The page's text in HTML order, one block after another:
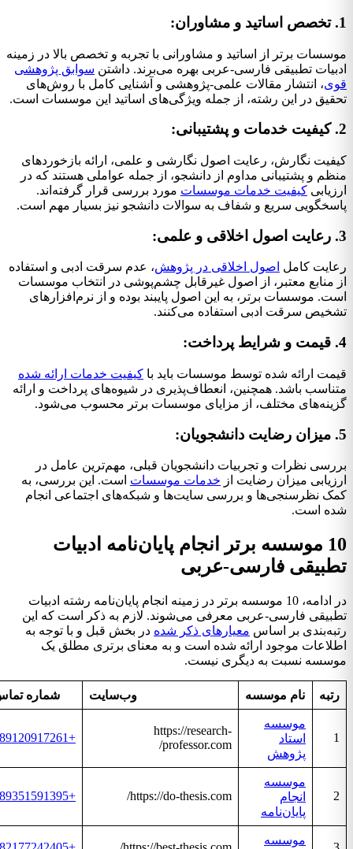
برتر از اساتید و مشاورانی با تجربه و تخصص بالا در زمینه
تطبیقی فارسی-عربی بهره می‌برند. داشتنسوابق پژوهشی
، انتشار مقالات علمی-پژوهشی و آشنایی کامل با روش‌های
در این رشته، از جمله ویژگی‌های اساتید این موسسات است.
نگارش، رعایت اصول نگارشی و علمی، ارائه بازخوردهای
و پشتیبانی مداوم از دانشجو، از جمله عواملی هستند که در
کیفیت خدمات موسساتمورد بررسی قرار گرفته‌اند.
سریع و شفاف به سوالات دانشجو نیز بسیار مهم است.
کاملاصول اخلاقی در پژوهش، عدم سرقت ادبی و استفاده
منابع معتبر، از اصول غیرقابل چشم‌پوشی در انتخاب موسسات
موسسات برتر، به این اصول پایبند بوده و از نرم‌افزارهای
سرقت ادبی استفاده می‌کنند.
ارائه شده توسط موسسات باید با کیفیت خدمات ارائه شده
باشد. همچنین، انعطاف‌پذیری در شیوه‌های پرداخت و ارائه
مختلف، از مزایای موسسات برتر محسوب می‌شود.
نظرات و تجربیات دانشجویان قبلی، مهم‌ترین عامل در
میزان رضایت از خدمات موسساتاست. این بررسی، به
نظرسنجی‌ها و بررسی سایت‌ها و شبکه‌های اجتماعی انجام
است.
10 موسسه برتر انجام پایان‌نامه ادبیات
فارسی-عربی
در ادامه، 10 موسسه برتر در زمینه انجام پایان‌نامه رشته ادبیات
فارسی-عربی معرفی می‌شوند. لازم به ذکر است که این
بر اساسمعیارهای ذکر شدهدر بخش قبل و با توجه به
موجود ارائه شده است و به معنای برتری مطلق یک
نسبت به دیگری نیست.
رتبه نام موسسه وب‌سایت شماره تماس
موسسه
استاد
پژوهش
https://research-
professor.com/
موسسه
انجام
پایان‌نامه
https://do-thesis.com/
موسسه